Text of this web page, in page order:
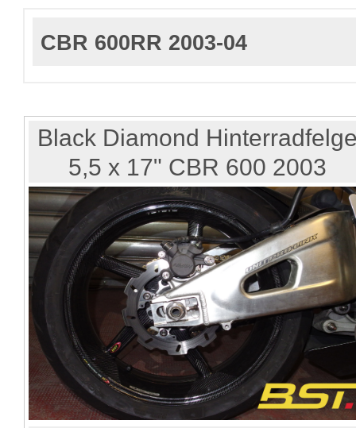
CBR 600RR 2003-04
Black Diamond
5,5 x 17" CBR 600 2003